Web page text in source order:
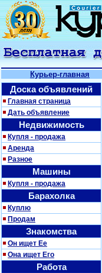
Курьер-главная
Доска объявлений
Главная страница
Дать объявление
Недвижимость
Купля - продажа
Аренда
Разное
Машины
Купля - продажа
Барахолка
Куплю
Продам
Знакомства
Он ищет Ее
Она ищет Его
Работа